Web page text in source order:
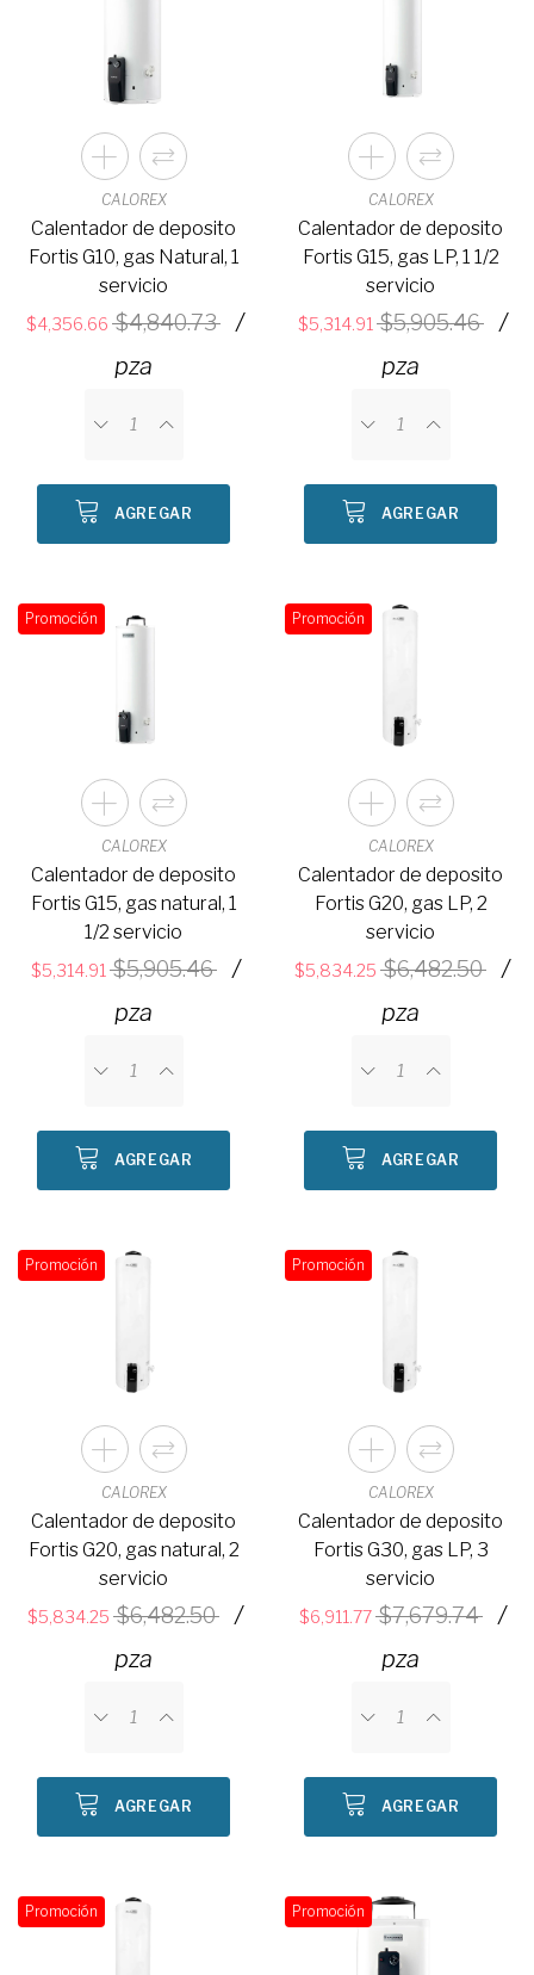
CALOREX
Calentador de deposito
Fortis G10, gas Natural, 1
servicio
4,356.66 4,840.73
/
pza
AGREGAR
CALOREX
Calentador de deposito
Fortis G15, gas LP, 1 1/2
servicio
5,314.91 5,905.46
/
pza
AGREGAR
Promoción
CALOREX
Calentador de deposito
Fortis G15, gas natural, 1
1/2 servicio
5,314.91 5,905.46
/
pza
AGREGAR
Promoción
CALOREX
Calentador de deposito
Fortis G20, gas LP, 2
servicio
5,834.25 6,482.50
/
pza
AGREGAR
Promoción
CALOREX
Calentador de deposito
Fortis G20, gas natural, 2
servicio
5,834.25 6,482.50
/
pza
AGREGAR
Promoción
CALOREX
Calentador de deposito
Fortis G30, gas LP, 3
servicio
6,911.77 7,679.74
/
pza
AGREGAR
Promoción Promoción